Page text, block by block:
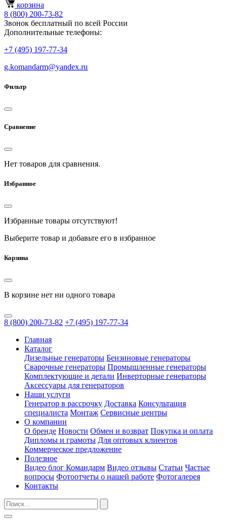
корзина
8 (800) 200-73-82
Звонок бесплатный по всей России
Дополнительные телефоны:
+7 (495) 197-77-34
g.komandarm@yandex.ru
Фильтр
Сравнение
Нет товаров для сравнения.
Избранное
Избранные товары отсутствуют!
Выберите товар и добавьте его в избранное
Корзина
В корзине нет ни одного товара
8 (800) 200-73-82 +7 (495) 197-77-34
Главная
Каталог
Дизельные генераторы Бензиновые генераторы
Сварочные генераторы Промышленные генераторы
Комплектующие и детали Инверторные генераторы
Аксессуары для генераторов
Наши услуги
Генератор в рассрочку Доставка Консультация
специалиста Монтаж Сервисные центры
О компании
О бренде Новости Обмен и возврат Покупка и оплата
Дипломы и грамоты Для оптовых клиентов
Коммерческое предложение
Полезное
Видео блог Командарм Видео отзывы Статьи Частые
вопросы Фотоотчеты о нашей работе Фотогалерея
Контакты